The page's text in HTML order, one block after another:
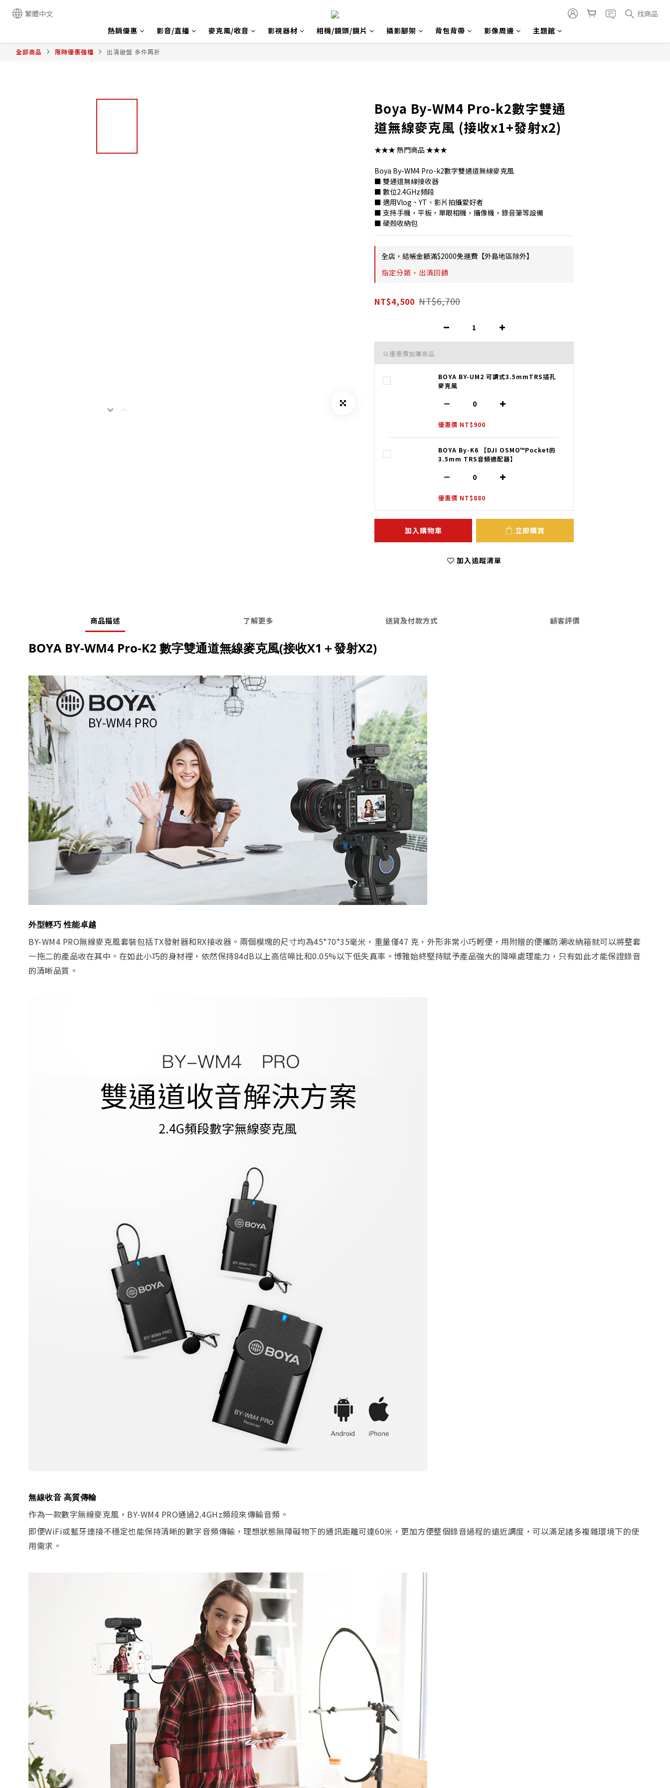
繁體中文
找商品
熱銷優惠
影音/直播 麥克風/收音 影視器材 相機/鏡頭/鏡片 攝影腳架 背包背帶 影像周邊 主題館
全部商品 限時優惠強檔 出清破盤 多件再折
Boya By-WM4 Pro-k2數字雙通
道無線麥克風 (接收x1+發射x2)
★★★ 熱門商品 ★★★
Boya By-WM4 Pro-k2數字雙通道無線麥克風
■ 雙通道無線接收器
■ 數位2.4GHz頻段
■ 適用Vlog、YT、影片拍攝愛好者
■ 支持手機，平板，單眼相機，攝像機，錄音筆等設備
■ 硬殼收納包
全店，結帳金額滿$2000免運費【外島地區除外】
指定分類，出清回饋
NT$4,500 NT$6,700
以優惠價加購商品
BOYA BY-UM2 可調式3.5mmTRS插孔
麥克風
優惠價 NT$900
BOYA By-K6 【DJI OSMO™Pocket的
3.5mm TRS音頻適配器】
優惠價 NT$880
加入購物車 立即購買
加入追蹤清單
商品描述 了解更多 送貨及付款方式 顧客評價
BOYA BY-WM4 Pro-K2 數字雙通道無線麥克風(接收X1＋發射X2)
外型輕巧 性能卓越
BY-WM4 PRO無線麥克風套裝包括TX發射器和RX接收器。兩個模塊的尺寸均為45*70*35毫米，重量僅47 克，外形非常小巧輕便，用附贈的便攜防潮收納箱就可以將整套
一拖二的產品收在其中。在如此小巧的身材裡，依然保持84dB以上高信噪比和0.05%以下低失真率。博雅始終堅持賦予產品強大的降噪處理能力，只有如此才能保證錄音
的清晰品質。
無線收音 高質傳輸
作為一款數字無線麥克風，BY-WM4 PRO通過2.4GHz頻段來傳輸音頻。
即便WiFi或藍牙連接不穩定也能保持清晰的數字音頻傳輸，理想狀態無障礙物下的通訊距離可達60米，更加方便整個錄音過程的遠近調度，可以滿足諸多複雜環境下的使
用需求。